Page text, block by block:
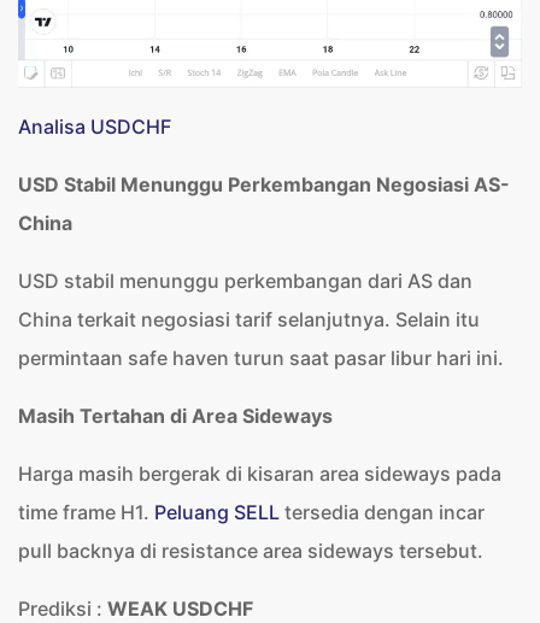
Analisa USDCHF
USD Stabil Menunggu Perkembangan Negosiasi AS-
China
USD stabil menunggu perkembangan dari AS dan
China terkait negosiasi tarif selanjutnya. Selain itu
permintaan safe haven turun saat pasar libur hari ini.
Masih Tertahan di Area Sideways
Harga masih bergerak di kisaran area sideways pada
time frame H1. Peluang SELL tersedia dengan incar
pull backnya di resistance area sideways tersebut.
Prediksi : WEAK USDCHF